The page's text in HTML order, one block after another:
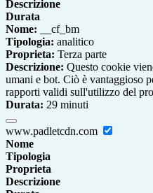
Descrizione
Durata
Nome: __cf_bm
Tipologia: analitico
Proprieta: Terza parte
Descrizione: Questo cookie
umani e bot. Ciò è vantaggioso
rapporti validi sull'utilizzo del
Durata: 29 minuti
www.padletcdn.com
Nome
Tipologia
Proprieta
Descrizione